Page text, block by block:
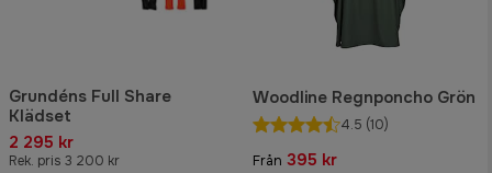
Grundéns Full Share
Klädset
2 295 kr
Rek. pris 3 200 kr
Woodline Regnponcho Grön
4.5 (10)
Från 395 kr